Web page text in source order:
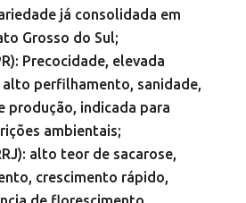
já consolidada em
Grosso do Sul;
Precocidade, elevada
perfilhamento, sanidade,
produção, indicada para
ambientais;
alto teor de sacarose,
crescimento rápido,